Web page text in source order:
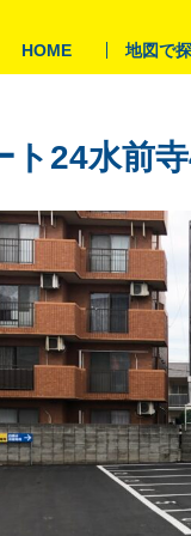
HOME 地図で
ト24水前